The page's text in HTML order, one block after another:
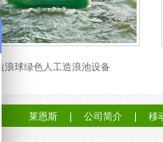
造浪球绿色人工造浪池设备
莱恩斯 | 公司简介 | 移